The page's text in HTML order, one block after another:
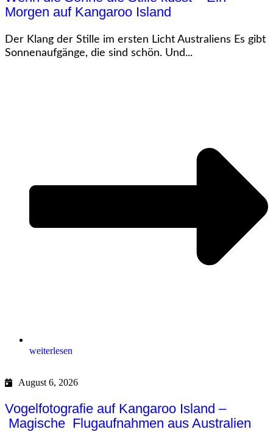
Morgen auf Kangaroo Island
Der Klang der Stille im ersten Licht Australiens Es gibt
Sonnenaufgänge, die sind schön. Und...
weiterlesen
August 6, 2026
Vogelfotografie auf Kangaroo Island –
Magische Flugaufnahmen aus Australien